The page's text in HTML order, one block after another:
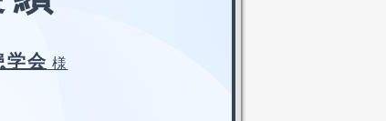
学会 様